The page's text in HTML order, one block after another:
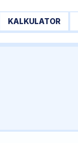
KALKULATOR